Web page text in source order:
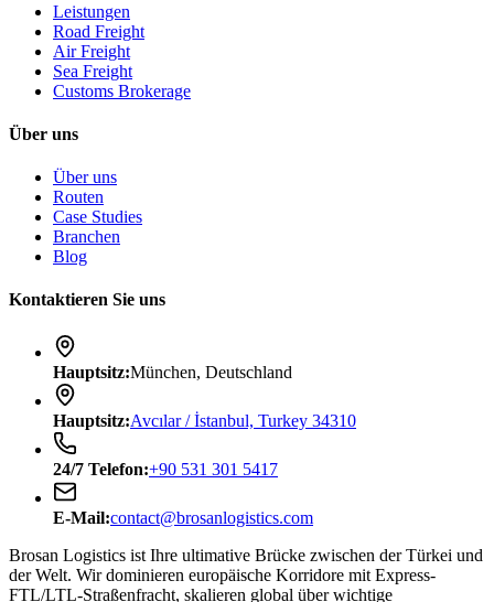
Leistungen
Road Freight
Air Freight
Sea Freight
Customs Brokerage
Über uns
Über uns
Routen
Case Studies
Branchen
Blog
Kontaktieren Sie uns
Hauptsitz:München, Deutschland
Hauptsitz:Avcılar / İstanbul, Turkey 34310
24/7 Telefon:+90 531 301 5417
E-Mail:contact@brosanlogistics.com
Brosan Logistics ist Ihre ultimative Brücke zwischen der Türkei und
der Welt. Wir dominieren europäische Korridore mit Express-
FTL/LTL-Straßenfracht, skalieren global über wichtige